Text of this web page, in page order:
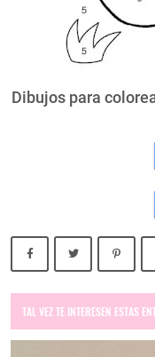
Dibujos para
TAL VEZ TE INTERESEN ESTAS